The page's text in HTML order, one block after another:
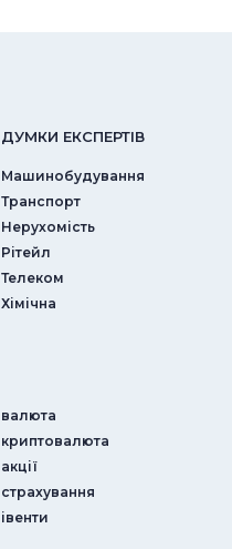
ДУМКИ ЕКСПЕРТIВ
Машинобудування
Транспорт
Нерухомість
Рітейл
Телеком
Хімічна
валюта
криптовалюта
акції
страхування
iвенти